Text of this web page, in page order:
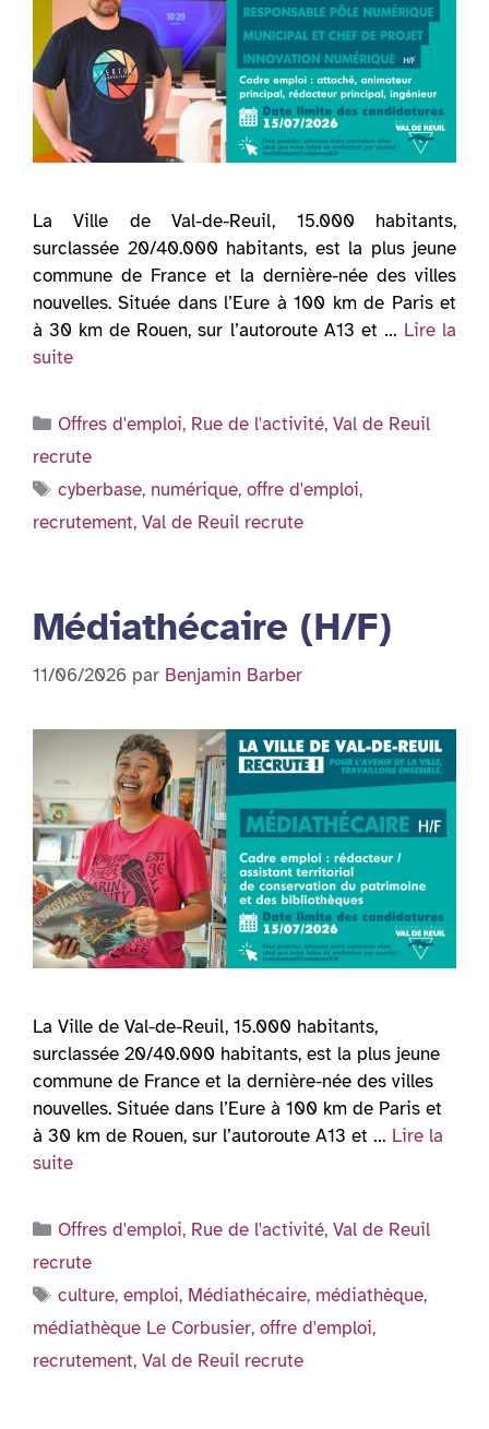
La Ville de Val-de-Reuil, 15.000 habitants,
surclassée 20/40.000 habitants, est la plus jeune
commune de France et la dernière-née des villes
nouvelles. Située dans l’Eure à 100 km de Paris et
à 30 km de Rouen, sur l’autoroute A13 et … Lire la
suite
Catégories
Offres d'emploi, Rue de l'activité,Val de Reuil
recrute
Étiquettes
cyberbase, numérique,offre d'emploi,
recrutement, Val de Reuil recrute
Médiathécaire (H/F)
11/06/2026 par Benjamin Barber
La Ville de Val-de-Reuil, 15.000 habitants,
surclassée 20/40.000 habitants, est la plus jeune
commune de France et la dernière-née des villes
nouvelles. Située dans l’Eure à 100 km de Paris et
à 30 km de Rouen, sur l’autoroute A13 et … Lire la
suite
Catégories
Offres d'emploi, Rue de l'activité,Val de Reuil
recrute
Étiquettes
culture,emploi, Médiathécaire, médiathèque,
médiathèque Le Corbusier, offre d'emploi,
recrutement, Val de Reuil recrute